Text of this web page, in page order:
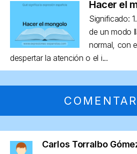
Hacer el
Significado:
de un modo
normal, con
despertar la atención o el i...
Carlos Torralbo